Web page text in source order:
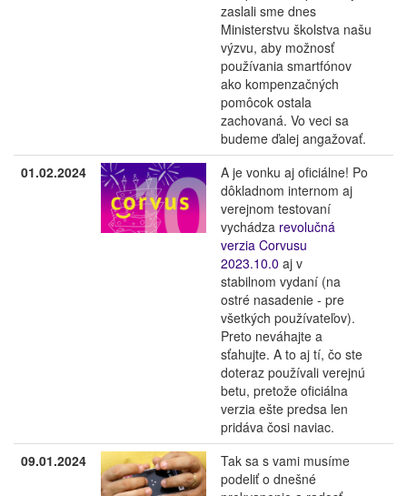
zaslali sme dnes
Ministerstvu školstva našu
výzvu, aby možnosť
používania smartfónov
ako kompenzačných
pomôcok ostala
zachovaná. Vo veci sa
budeme ďalej angažovať.
01.02.2024
A je vonku aj oficiálne! Po
dôkladnom internom aj
verejnom testovaní
vychádza revolučná
verzia Corvusu
2023.10.0 aj v
stabilnom vydaní (na
ostré nasadenie - pre
všetkých používateľov).
Preto neváhajte a
sťahujte. A to aj tí, čo ste
doteraz používali verejnú
betu, pretože oficiálna
verzia ešte predsa len
pridáva čosi naviac.
09.01.2024
Tak sa s vami musíme
podeliť o dnešné